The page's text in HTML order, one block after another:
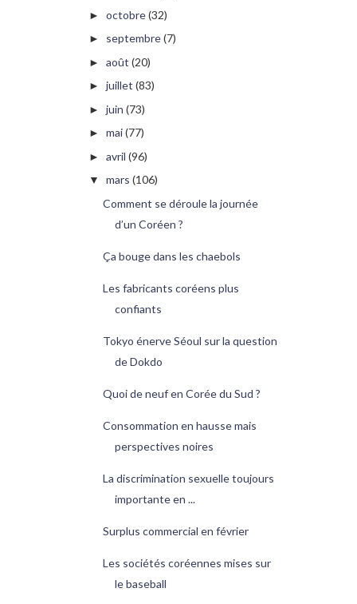
► octobre(32)
► septembre(7)
► août (20)
► juillet (83)
► juin (73)
► mai(77)
► avril (96)
▼ mars (106)
Comment se déroule la journée
d’un Coréen ?
Ça bouge dans les chaebols
Les fabricants coréens plus
confiants
Tokyo énerve Séoul sur la question
de Dokdo
Quoi de neuf en Corée du Sud ?
Consommation en hausse mais
perspectives noires
La discrimination sexuelle toujours
importante en ...
Surplus commercial en février
Les sociétés coréennes mises sur
le baseball